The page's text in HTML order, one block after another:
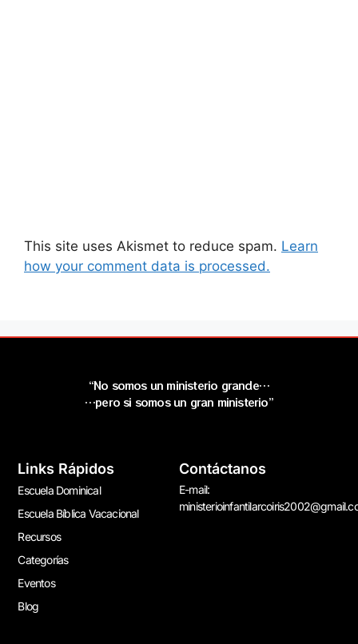
This site uses Akismet to reduce spam. Learn
how your comment data is processed.
“No somos un ministerio grande…
…pero si somos un gran ministerio”
Links Rápidos
Escuela Dominical
Escuela Bíblica Vacacional
Recursos
Categorías
Eventos
Blog
Contáctanos
E-mail: